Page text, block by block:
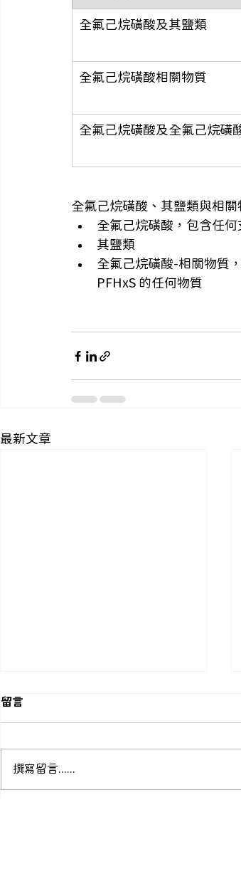
全氟己烷磺酸及其鹽類
全氟己烷磺酸相關物質
全氟己烷磺酸及全氟己烷磺
全氟己烷磺酸、其鹽類與相關
全氟己烷磺酸，包含任
其鹽類
全氟己烷磺酸-相關物質
PFHxS 的任何物質
最新文章
留言
撰寫留言......